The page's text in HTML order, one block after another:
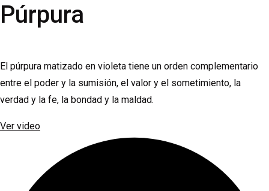
Púrpura
El púrpura matizado en violeta tiene un orden complementario
entre el poder y la sumisión, el valor y el sometimiento, la
verdad y la fe, la bondad y la maldad.
Ver video